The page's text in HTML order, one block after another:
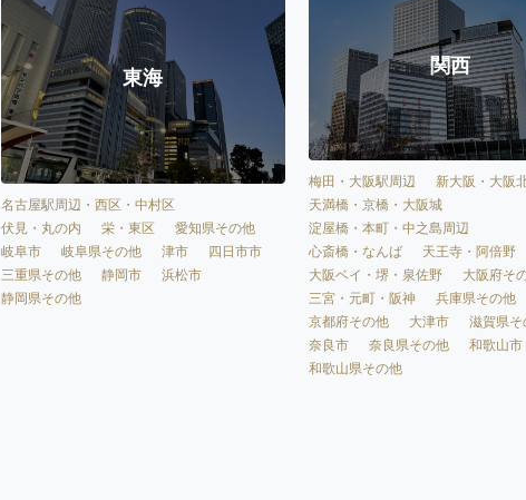
東海
名古屋駅周辺・西区・中村区
伏見・丸の内
栄・東区
愛知県その他
岐阜市
岐阜県その他 津市
四日市市
三重県その他
静岡市
浜松市
静岡県その他
関西
梅田・大阪駅周辺
新大阪・大阪
天満橋・京橋・大阪城
淀屋橋・本町・中之島周辺
心斎橋・なんば
天王寺・阿倍野
大阪ベイ・堺・泉佐野
大阪府そ
三宮・元町・阪神
兵庫県その他
京都府その他
大津市
滋賀県そ
奈良市
奈良県その他
和歌山市
和歌山県その他